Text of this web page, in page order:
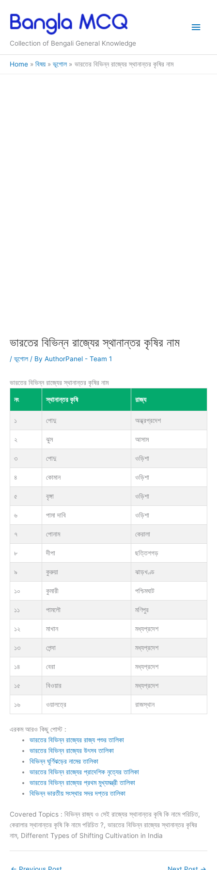
content
Collection of Bengali General Knowledge
Main
Home বিষয় ভূগোল ভারতের বিভিন্ন রাজ্যের স্থানান্তর কৃষির নাম
ভারতের বিভিন্ন রাজ্যের স্থানান্তর কৃষির নাম
/ ভূগোল / By AuthorPanel - Team 1
ভারতের বিভিন্ন রাজ্যের স্থানান্তর কৃষির নাম
নং স্থানান্তর কৃষি রাজ্য
১ পোদু অন্ধ্রপ্রদেশ
২ ঝুম আসাম
৩ পোদু ওড়িশা
৪ কোমান ওড়িশা
৫ বৃঙ্গা ওড়িশা
৬ পামা দাবি ওড়িশা
৭ পোনাম কেরালা
৮ দীপা ছত্তিশগড়
৯ কুরুয়া ঝাড়খণ্ড
১০ কুমারী পশ্চিমঘাট
১১ পামলৌ মণিপুর
১২ মাখান মধ্যপ্রদেশ
১৩ পেন্দা মধ্যপ্রদেশ
১৪ বেরা মধ্যপ্রদেশ
১৫ বিওয়ার মধ্যপ্রদেশ
১৬ ওয়ালত্রে রাজস্থান
এরকম আরও কিছু পোস্ট :
ভারতের বিভিন্ন রাজ্যের রাজ্য পশুর তালিকা
ভারতের বিভিন্ন রাজ্যের উৎসব তালিকা
বিভিন্ন ঘূর্ণিঝড়ের নামের তালিকা
ভারতের বিভিন্ন রাজ্যের প্রাদেশিক নৃত্যের তালিকা
ভারতের বিভিন্ন রাজ্যের প্রথম মুখ্যমন্ত্রী তালিকা
বিভিন্ন ভারতীয় সংস্থার সদর দপ্তর তালিকা
Covered Topics : বিভিন্ন রাজ্য ও সেই রাজ্যের স্থানান্তর কৃষি কি নামে পরিচিত,
কেরালার স্থানান্তর কৃষি কি নামে পরিচিত ?, ভারতের বিভিন্ন রাজ্যের স্থানান্তর কৃষির
নাম, Different Types of Shifting Cultivation in India